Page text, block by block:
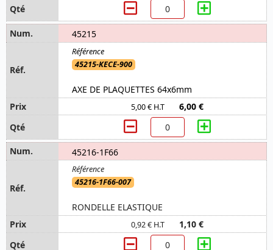
45215
45215-KECE-900
AXE DE PLAQUETTES 64x6mm
5,00 € H.T 6,00 €
45216-1F66
45216-1F66-007
RONDELLE ELASTIQUE
0,92 € H.T 1,10 €